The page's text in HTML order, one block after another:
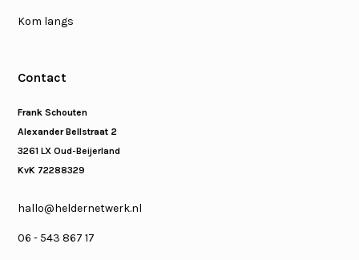
Kom langs
Contact
Frank Schouten
Alexander Bellstraat 2
3261 LX Oud-Beijerland
KvK 72288329
hallo@heldernetwerk.nl
06 - 543 867 17